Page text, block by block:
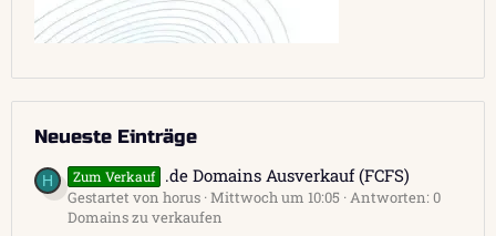
Neueste Einträge
H Zum Verkauf .de Domains Ausverkauf (FCFS)
Gestartet von horus Mittwoch um 10:05 Antworten: 0
Domains zu verkaufen